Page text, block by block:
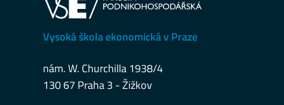
Vysoká škola ekonomická v Praze
nám. W. Churchilla 1938/4
130 67 Praha 3 - Žižkov